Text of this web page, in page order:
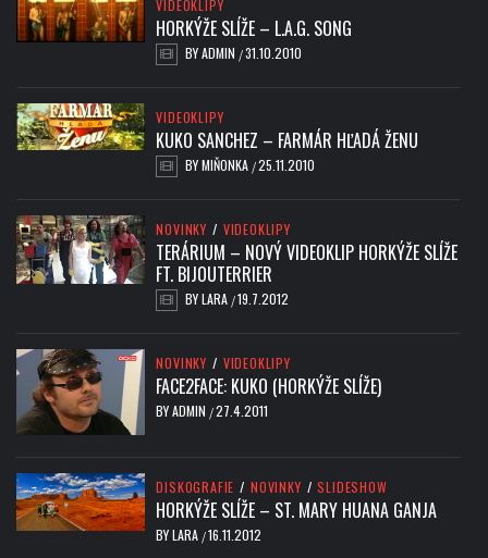
VIDEOKLIPY
HORKÝŽE SLÍŽE – L.A.G. SONG
BYADMIN /31.10.2010
VIDEOKLIPY
KUKO SANCHEZ – FARMÁR HĽADÁ ŽENU
BYMIŇONKA /25.11.2010
NOVINKY / VIDEOKLIPY
TERÁRIUM – NOVÝ VIDEOKLIP HORKÝŽE SLÍŽE
FT. BIJOUTERRIER
BYLARA /19.7.2012
NOVINKY / VIDEOKLIPY
FACE2FACE: KUKO (HORKÝŽE SLÍŽE)
BYADMIN /27.4.2011
DISKOGRAFIE / NOVINKY / SLIDESHOW
HORKÝŽE SLÍŽE – ST. MARY HUANA GANJA
BYLARA /16.11.2012